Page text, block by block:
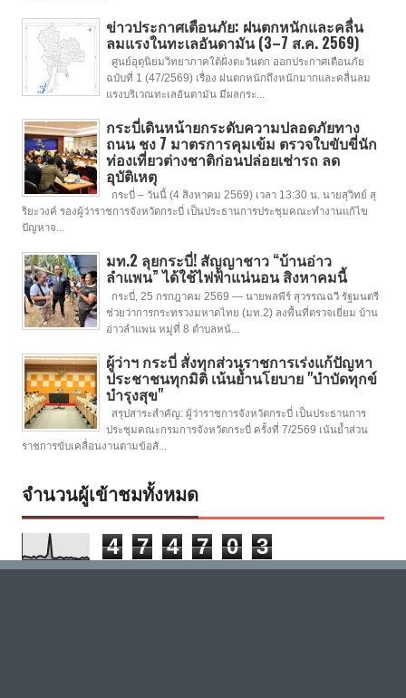
ข่าวประกาศเตือนภัย: ฝนตกหนักและคลื่น
ลมแรงในทะเลอันดามัน (3–7 ส.ค. 2569)
ศูนย์อุตุนิยมวิทยาภาคใต้ฝั่งตะวันตก ออกประกาศเตือนภัย
ฉบับที่ 1 (47/2569) เรื่อง ฝนตกหนักถึงหนักมากและคลื่นลม
แรงบริเวณทะเลอันดามัน มีผลกระ...
กระบี่เดินหน้ายกระดับความปลอดภัยทาง
ถนน ชง 7 มาตรการคุมเข้ม ตรวจใบขับขี่นัก
ท่องเที่ยวต่างชาติก่อนปล่อยเช่ารถ ลด
อุบัติเหตุ
กระบี่ – วันนี้ (4 สิงหาคม 2569) เวลา 13:30 น. นายสุวิทย์ สุ
ริยะวงค์ รองผู้ว่าราชการจังหวัดกระบี่ เป็นประธานการประชุมคณะทำงานแก้ไข
ปัญหาจ...
มท.2 ลุยกระบี่! สัญญาชาว “บ้านอ่าว
ลำแพน” ได้ใช้ไฟฟ้าแน่นอน สิงหาคมนี้
กระบี่, 25 กรกฎาคม 2569 — นายพลพีร์ สุวรรณฉวี รัฐมนตรี
ช่วยว่าการกระทรวงมหาดไทย (มท.2) ลงพื้นที่ตรวจเยี่ยม บ้าน
อ่าวลำแพน หมู่ที่ 8 ตำบลหน้...
ผู้ว่าฯ กระบี่ สั่งทุกส่วนราชการเร่งแก้ปัญหา
ประชาชนทุกมิติ เน้นย้ำนโยบาย "บำบัดทุกข์
บำรุงสุข"
สรุปสาระสำคัญ: ผู้ว่าราชการจังหวัดกระบี่ เป็นประธานการ
ประชุมคณะกรมการจังหวัดกระบี่ ครั้งที่ 7/2569 เน้นย้ำส่วน
ราชการขับเคลื่อนงานตามข้อสั...
จำนวนผู้เข้าชมทั้งหมด
4 7 4 7 0 3